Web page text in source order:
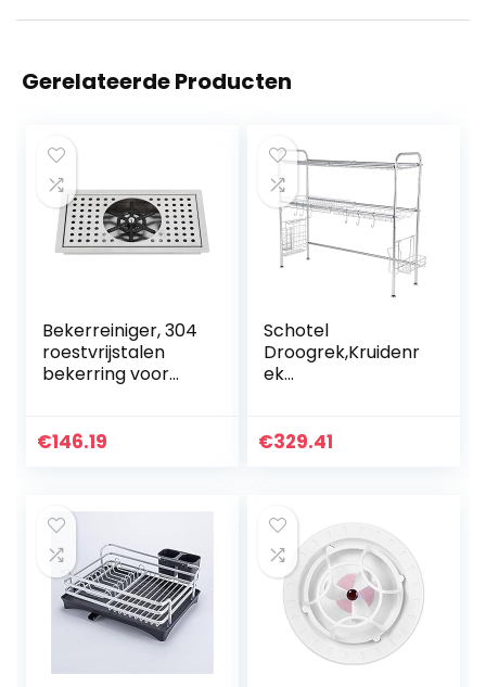
Gerelateerde Producten
Bekerreiniger, 304
roestvrijstalen
bekerring voor
€146.19
Schotel
Droogrek,Kruidenr
ek
plank,Roestvrijstal
Dubbellaags…
€329.41